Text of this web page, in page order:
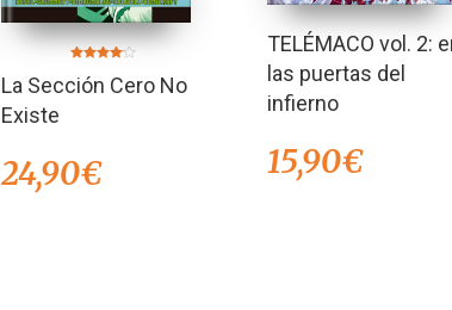
en
4.00
La Sección Cero No
Existe
24,90€
TELÉMACO vol. 2:
las puertas del
infierno
15,90€